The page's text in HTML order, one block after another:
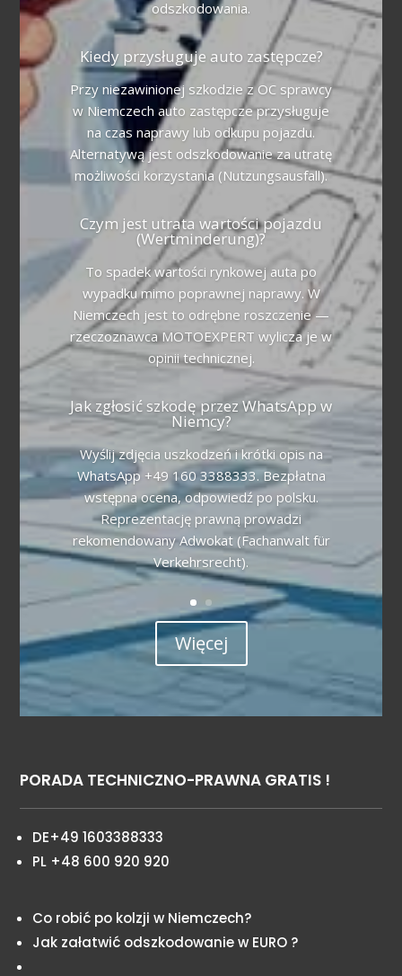
odszkodowania.
Kiedy przysługuje auto zastępcze?
Przy niezawinionej szkodzie z OC sprawcy
w Niemczech auto zastępcze przysługuje
na czas naprawy lub odkupu pojazdu.
Alternatywą jest odszkodowanie za utratę
możliwości korzystania (Nutzungsausfall).
Czym jest utrata wartości pojazdu
(Wertminderung)?
To spadek wartości rynkowej auta po
wypadku mimo poprawnej naprawy. W
Niemczech jest to odrębne roszczenie —
rzeczoznawca MOTOEXPERT wylicza je w
opinii technicznej.
Jak zgłosić szkodę przez WhatsApp w
Niemcy?
Wyślij zdjęcia uszkodzeń i krótki opis na
WhatsApp +49 160 3388333. Bezpłatna
wstępna ocena, odpowiedź po polsku.
Reprezentację prawną prowadzi
rekomendowany Adwokat (Fachanwalt für
Verkehrsrecht).
Więcej
PORADA TECHNICZNO-PRAWNA GRATIS !
DE+49 1603388333
PL +48 600 920 920
Co robić po kolzji w Niemczech?
Jak załatwić odszkodowanie w EURO ?